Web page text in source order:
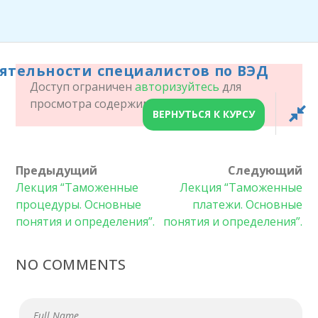
ДЕЯТЕЛЬНОСТИ
СПЕЦИАЛИСТОВ ПО
ВЭД
ГЛАВНАЯ СТРАНИЦА
ОРГАНИЗАЦИЯ ДЕЯТЕЛЬНОСТИ СПЕЦИАЛИСТОВ
ПО ВЭД
специалистов по ВЭД
ВЕРНУТЬСЯ К КУРСУ
Доступ ограниченавторизуйтесь для
просмотра содержимого!
Предыдущий
Лекция “Таможенные
процедуры. Основные
понятия и определения”.
Следующий
Лекция “Таможенные
платежи. Основные
понятия и определения”.
NO COMMENTS